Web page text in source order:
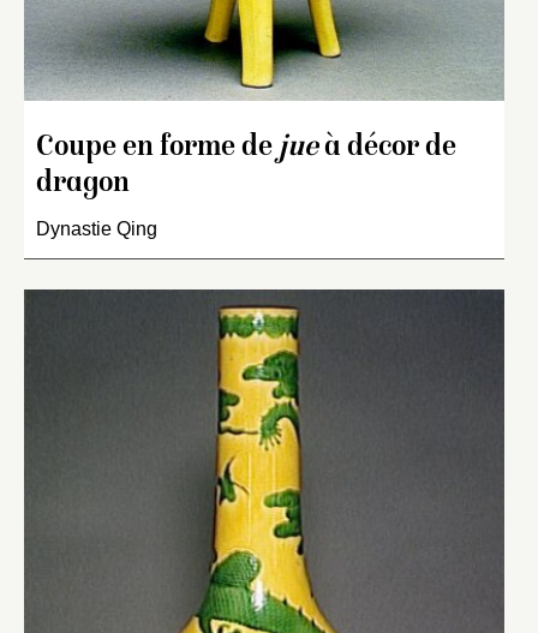
Coupe en forme de jueà décor de
dragon
Dynastie Qing